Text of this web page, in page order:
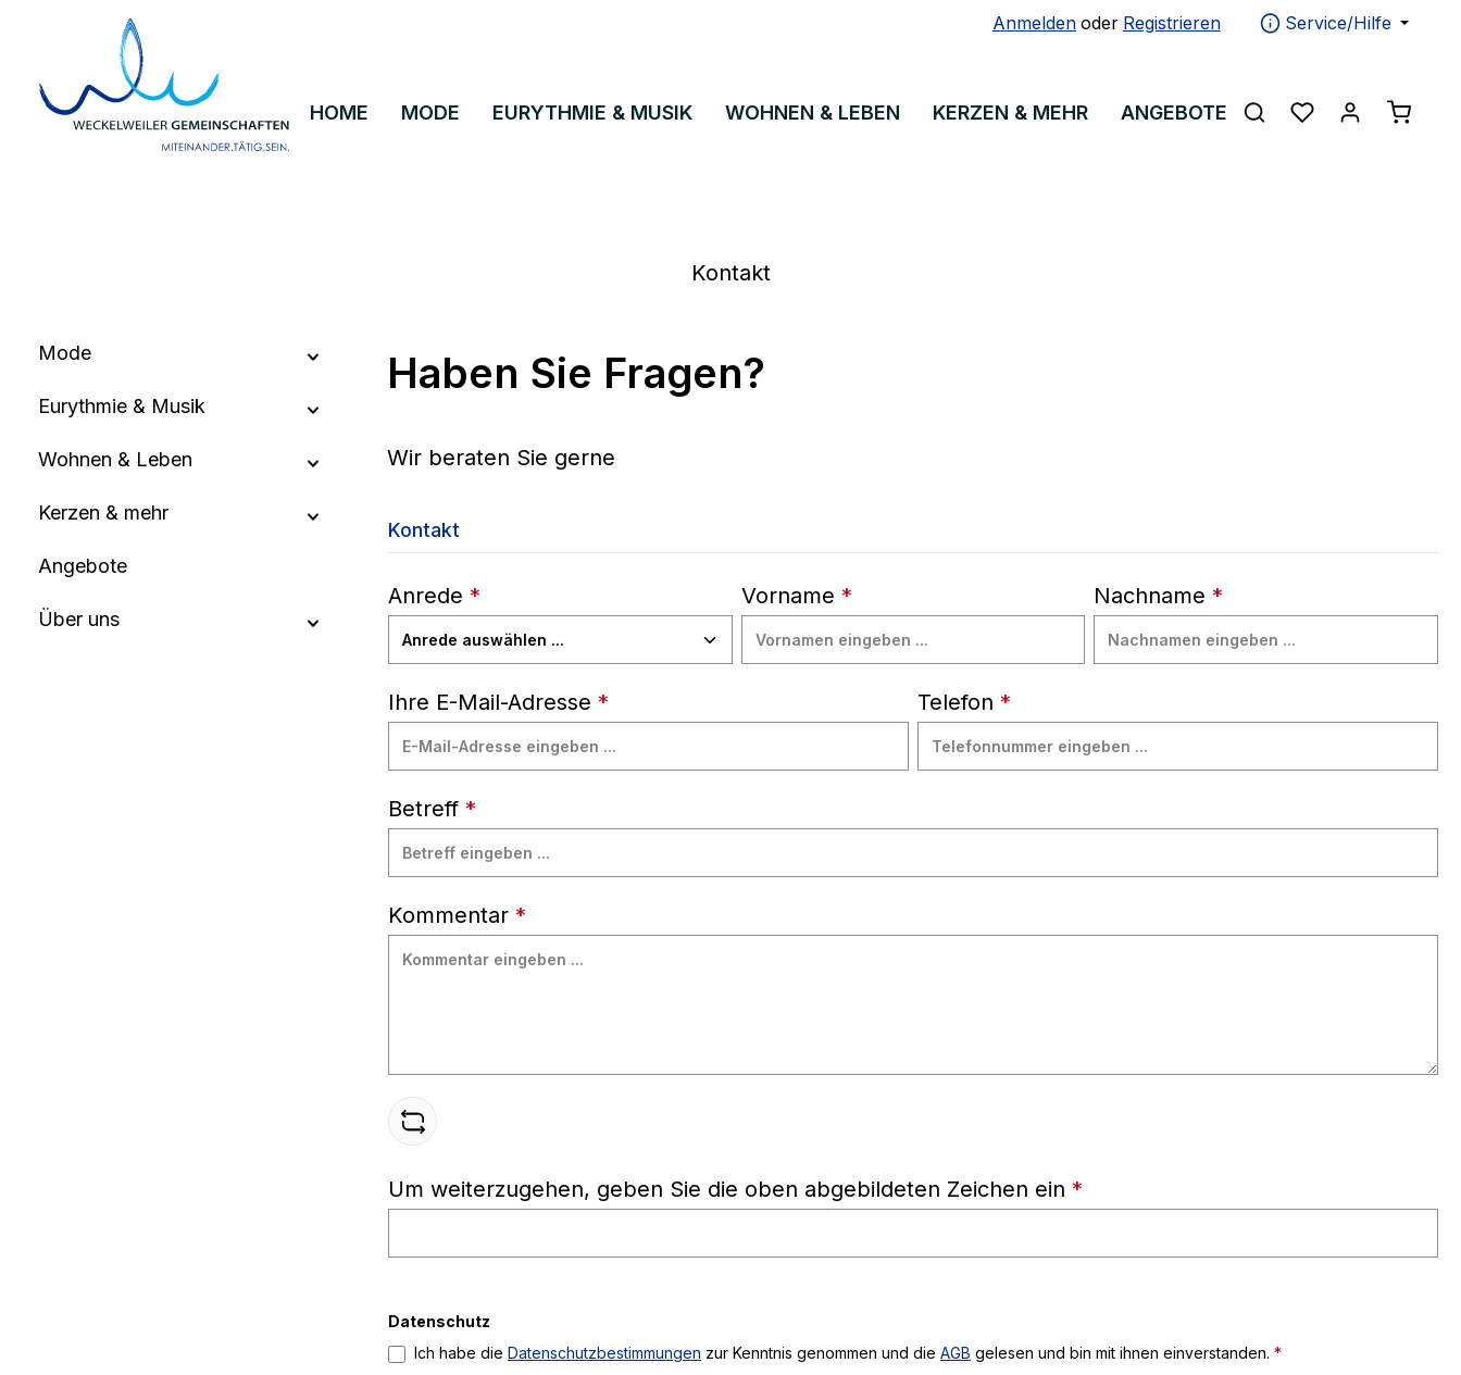
Hauptinhalt springen
Zur Hauptnavigation springen Anmelden oder Registrieren Service/Hilfe
HOME MODE EURYTHMIE & MUSIK WOHNEN & LEBEN KERZEN & MEHR ANGEBOTE ÜBER UNS
Kontakt
Mode
Eurythmie & Musik
Wohnen & Leben
Kerzen & mehr
Angebote
Über uns
Haben Sie Fragen?
Wir beraten Sie gerne
Kontakt
Anrede * Vorname * Nachname *
Ihre E-Mail-Adresse * Telefon *
Betreff *
Kommentar *
Um weiterzugehen, geben Sie die oben abgebildeten Zeichen ein *
Datenschutz
Ich habe die Datenschutzbestimmungen zur Kenntnis genommen und die AGB gelesen und bin mit ihnen einverstanden. *